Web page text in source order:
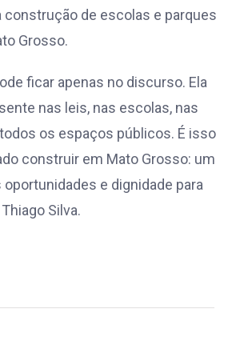
construção de escolas e parques
Grosso.
ficar apenas no discurso. Ela
nas leis, nas escolas, nas
os espaços públicos. É isso
construir em Mato Grosso: um
e dignidade para
Silva.